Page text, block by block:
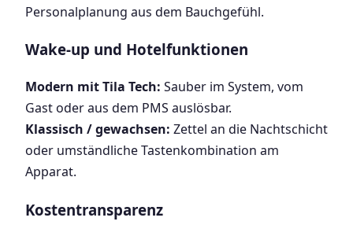
Personalplanung aus dem Bauchgefühl.
Wake-up und Hotelfunktionen
Modern mit Tila Tech: Sauber im System, vom
Gast oder aus dem PMS auslösbar.
Klassisch / gewachsen: Zettel an die Nachtschicht
oder umständliche Tastenkombination am
Apparat.
Kostentransparenz